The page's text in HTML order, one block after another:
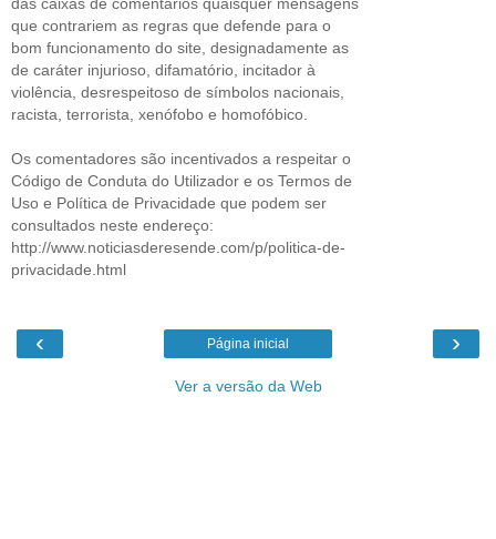
que contrariem as regras que defende para o
bom funcionamento do site, designadamente as
de caráter injurioso, difamatório, incitador à
violência, desrespeitoso de símbolos nacionais,
racista, terrorista, xenófobo e homofóbico.
Os comentadores são incentivados a respeitar o
Código de Conduta do Utilizador e os Termos de
Uso e Política de Privacidade que podem ser
consultados neste endereço:
http://www.noticiasderesende.com/p/politica-de-
privacidade.html
‹ ›
Página inicial
Ver a versão da Web